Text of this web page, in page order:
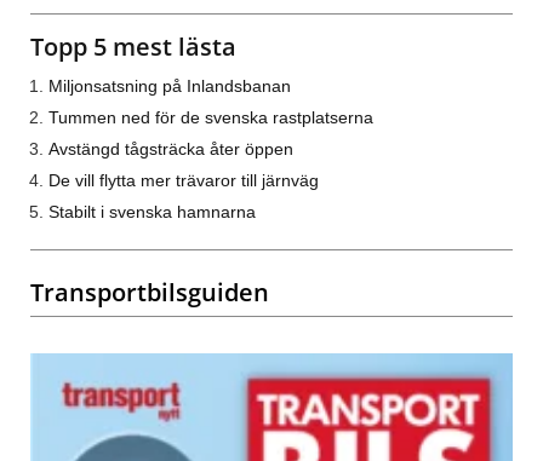
Topp 5 mest lästa
Miljonsatsning på Inlandsbanan
Tummen ned för de svenska rastplatserna
Avstängd tågsträcka åter öppen
De vill flytta mer trävaror till järnväg
Stabilt i svenska hamnarna
Transportbilsguiden